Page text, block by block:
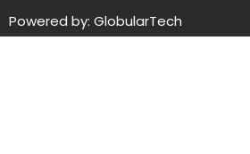
Powered by: GlobularTech